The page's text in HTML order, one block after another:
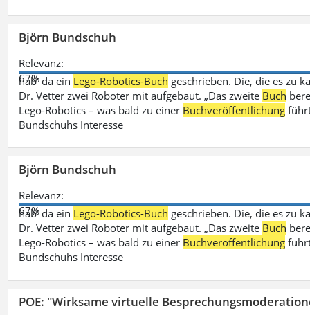
Björn Bundschuh
Relevanz:
67%
hab‘ da ein Lego-Robotics-Buch geschrieben. Die, die es zu
Dr. Vetter zwei Roboter mit aufgebaut. „Das zweite Buch
Lego-Robotics – was bald zu einer Buchveröffentlichung
Bundschuhs Interesse
Björn Bundschuh
Relevanz:
67%
hab‘ da ein Lego-Robotics-Buch geschrieben. Die, die es zu
Dr. Vetter zwei Roboter mit aufgebaut. „Das zweite Buch
Lego-Robotics – was bald zu einer Buchveröffentlichung
Bundschuhs Interesse
POE: "Wirksame virtuelle